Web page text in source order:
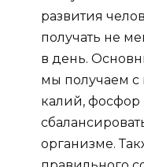
развития
получать не
в день.
мы получаем с
калий, фосфор
организме.